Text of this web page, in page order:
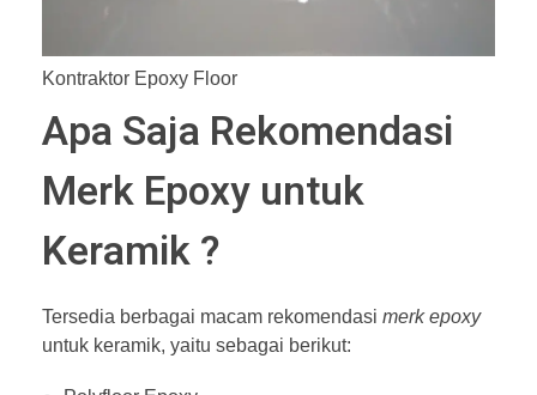
Kontraktor Epoxy Floor
Apa Saja Rekomendasi
Merk Epoxy untuk
Keramik ?
Tersedia berbagai macam rekomendasi merk epoxy
untuk keramik, yaitu sebagai berikut: